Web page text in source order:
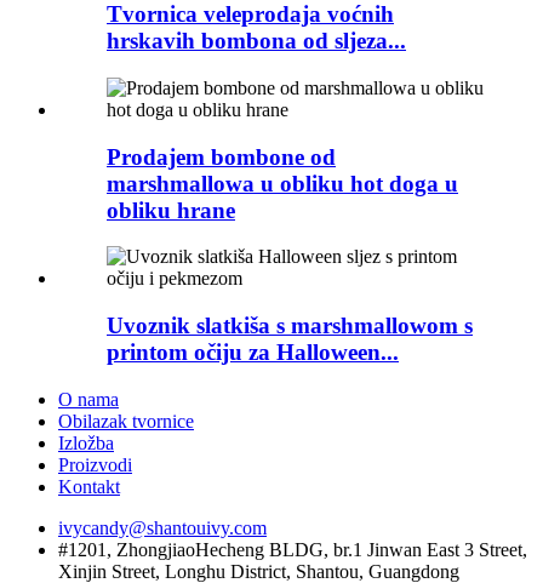
Tvornica veleprodaja voćnih
hrskavih bombona od sljeza...
Prodajem bombone od
marshmallowa u obliku hot doga u
obliku hrane
Uvoznik slatkiša s marshmallowom s
printom očiju za Halloween...
O nama
Obilazak tvornice
Izložba
Proizvodi
Kontakt
ivycandy@shantouivy.com
#1201, ZhongjiaoHecheng BLDG, br.1 Jinwan East 3 Street,
Xinjin Street, Longhu District, Shantou, Guangdong